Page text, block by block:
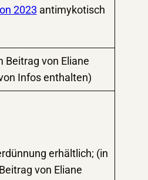
2023 antimykotisch
Beitrag von Eliane
Infos enthalten)
erhältlich; (in
von Eliane